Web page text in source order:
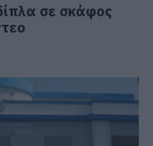
σε σκάφος